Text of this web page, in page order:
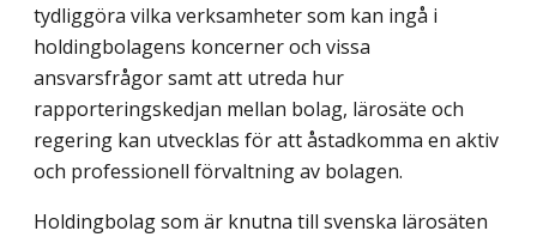
tydliggöra vilka verksamheter som kan ingå i
holdingbolagens koncerner och vissa
ansvarsfrågor samt att utreda hur
rapporteringskedjan mellan bolag, lärosäte och
regering kan utvecklas för att åstadkomma en aktiv
och professionell förvaltning av bo­lagen.
Holdingbolag som är knutna till svenska lärosäten